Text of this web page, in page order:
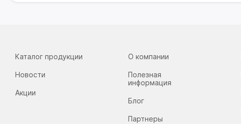
Каталог продукции
Новости
Акции
О компании
Полезная
информация
Блог
Партнеры